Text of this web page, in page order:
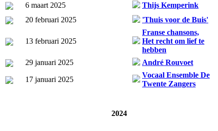
6 maart 2025
Thijs Kemperink
20 februari 2025
'Thuis voor de Buis'
13 februari 2025
Franse chansons,
Het recht om lief te
hebben
29 januari 2025
André Rouvoet
17 januari 2025
Vocaal Ensemble De
Twente Zangers
2024